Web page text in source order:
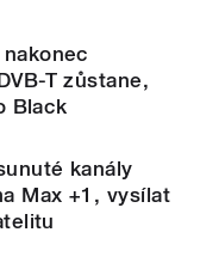
T zůstane,
Black
kanály
Max +1, vysílat